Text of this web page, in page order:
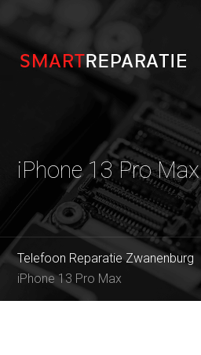
iPhone 13 Pro Max
Telefoon Reparatie Zwanenburg
iPhone 13 Pro Max